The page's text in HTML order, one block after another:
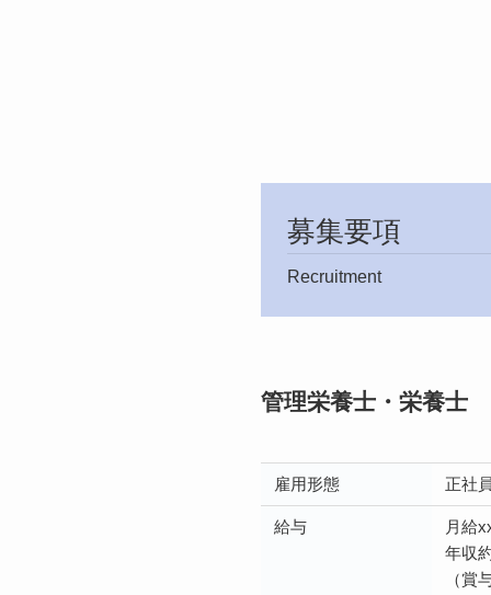
募集要項
Recruitment
管理栄養士・栄養士
雇用形態 正社
給与
月給
年収
（賞